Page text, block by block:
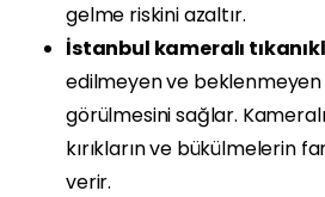
gelme riskini azaltır.
İstanbul kameralı
edilmeyen ve
görülmesini sağlar.
kırıkların ve bükülmelerin
verir.